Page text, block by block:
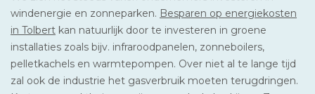
windenergie en zonneparken. Besparen op energiekosten
in Tolbert kan natuurlijk door te investeren in groene
installaties zoals bijv. infraroodpanelen, zonneboilers,
pelletkachels en warmtepompen. Over niet al te lange tijd
zal ook de industrie het gasverbruik moeten terugdringen.